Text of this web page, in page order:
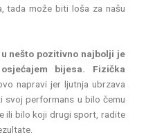
tada može biti loša za našu
nešto pozitivno najbolji je
bijesa.
Fizička
napravi jer ljutnja ubrzava
svoj performans u bilo čemu
ili bilo koji drugi sport, radite